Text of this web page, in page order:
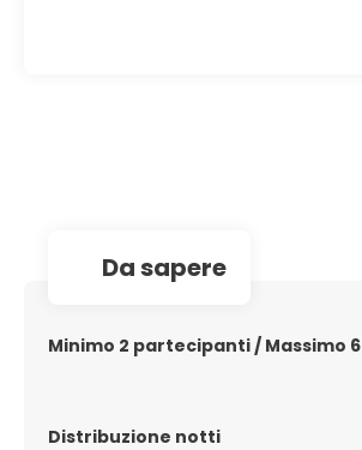
da sapere
Minimo 2 partecipanti / Massimo 6
Distribuzione notti